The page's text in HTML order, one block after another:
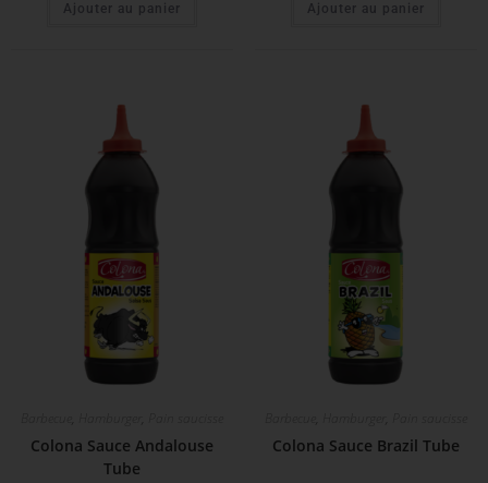
Ajouter au panier Ajouter au panier
Colona Sauce Andalouse
Tube
Colona Sauce Brazil Tube